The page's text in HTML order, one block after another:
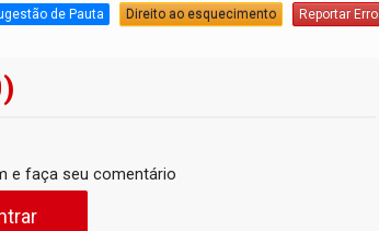
de Pauta Direito ao esquecimento Reportar Erro
e faça seu comentário